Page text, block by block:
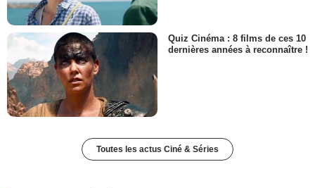
Quiz Cinéma : 8 films de ces 10
dernières années à reconnaître !
Toutes les actus Ciné & Séries